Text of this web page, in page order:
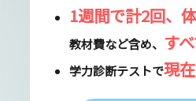
1週間で計2回、
教材費など含め、 す
学力診断テストで現